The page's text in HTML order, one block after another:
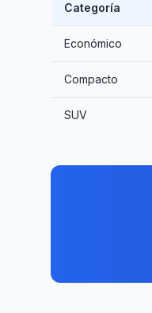
Categoría
Económico
Compacto
SUV